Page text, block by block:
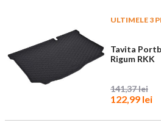
ULTIMELE 3
Tavita
Rigum RKK
141,37 lei
122,99 lei